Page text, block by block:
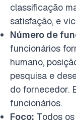
classificação
satisfação, e
Número de
funcionários
humano,
pesquisa e
do fornecedor.
funcionários.
Foco: Todos